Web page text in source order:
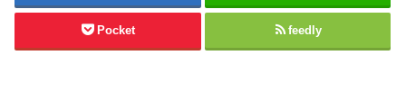
Pocket feedly